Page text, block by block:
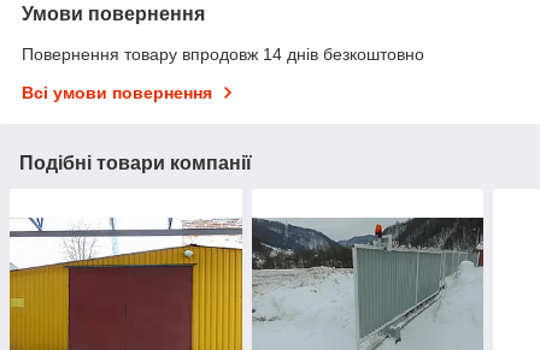
Умови повернення
Повернення товару впродовж 14 днів безкоштовно
Всі умови повернення
Подібні товари компанії